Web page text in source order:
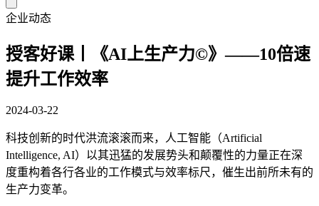
企业动态
授客好课丨《AI上生产力©》——10倍速
提升工作效率
2024-03-22
科技创新的时代洪流滚滚而来，人工智能（Artificial
Intelligence, AI）以其迅猛的发展势头和颠覆性的力量正在深
度重构着各行各业的工作模式与效率标尺，催生出前所未有的
生产力变革。